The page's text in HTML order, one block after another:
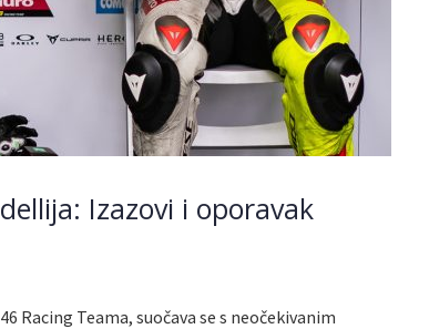
Izazovi i oporavak
Racing Teama, suočava se s neočekivanim